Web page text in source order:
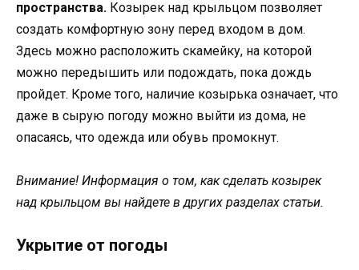
пространства. Козырек над крыльцом позволяет
создать комфортную зону перед входом в дом.
Здесь можно расположить скамейку, на которой
можно передышить или подождать, пока дождь
пройдет. Кроме того, наличие козырька означает, что
даже в сырую погоду можно выйти из дома, не
опасаясь, что одежда или обувь промокнут.
Внимание! Информация о том, как сделать козырек
над крыльцом вы найдете в других разделах статьи.
Укрытие от погоды